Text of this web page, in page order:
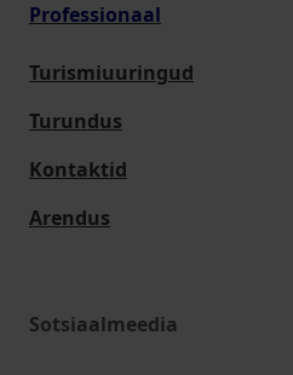
Professionaal
Turismiuuringud
Turundus
Kontaktid
Arendus
Sotsiaalmeedia